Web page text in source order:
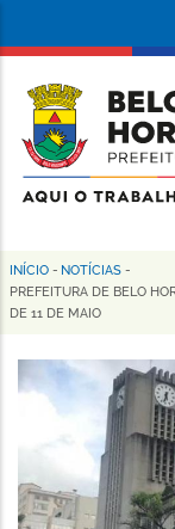
conteúdo
principal
da
Prefeitura
de
Horizonte
Trilha
de
navegação
INÍCIO - NOTÍCIAS -
PREFEITURA DE BELO
DE 11 DE MAIO